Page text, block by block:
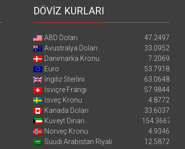
DÖVİZ KURLARI
ABD Doları
47.2497
Avustralya Doları
33.0952
Danimarka Kronu
7.2069
Euro
53.7918
İngiliz Sterlini
63.0648
İsviçre Frangı
57.9844
İsveç Kronu
4.8772
Kanada Doları
33.6037
Kuveyt Dinarı
154.3667
Norveç Kronu
4.9346
Suudi Arabistan Riyali
12.5872